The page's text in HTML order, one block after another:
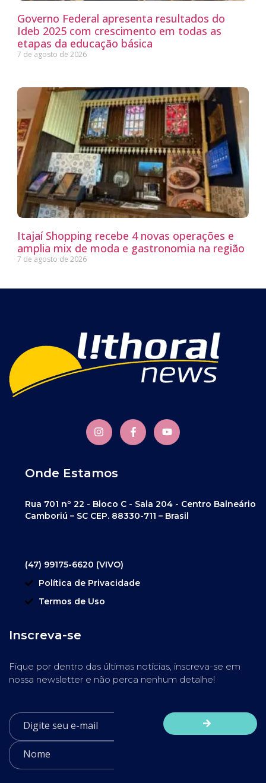
Governo Federal apresenta resultados do
Ideb 2025 com crescimento em todas as
etapas da educação básica
7 de agosto de 2026
Itajaí Shopping recebe 4 novas operações e
amplia mix de moda e gastronomia na região
7 de agosto de 2026
Onde Estamos
Rua 701 nº 22 - Bloco C - Sala 204 - Centro Balneário
Camboriú – SC CEP. 88330-711 – Brasil
(47) 99175-6620 (VIVO)
Política de Privacidade
Termos de Uso
Inscreva-se
Fique por dentro das últimas notícias, inscreva-se em
nossa newsletter e não perca nenhum detalhe!